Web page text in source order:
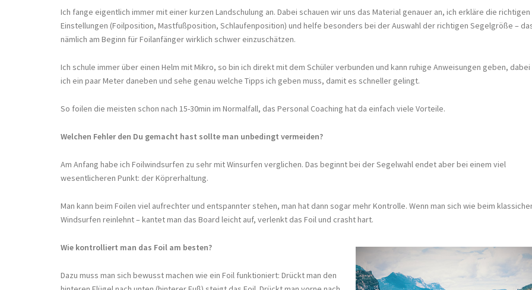
Ich fange eigentlich immer mit einer kurzen Landschulung an. Dabei schauen wir uns das Material genauer an, ich erkläre die richtigen
Einstellungen (Foilposition, Mastfußposition, Schlaufenposition) und helfe besonders bei der Auswahl der richtigen Segelgröße –
nämlich am Beginn für Foilanfänger wirklich schwer einzuschätzen.
Ich schule immer über einen Helm mit Mikro, so bin ich direkt mit dem Schüler verbunden und kann ruhige Anweisungen geben,
ich ein paar Meter daneben und sehe genau welche Tipps ich geben muss, damit es schneller gelingt.
So foilen die meisten schon nach 15-30min im Normalfall, das Personal Coaching hat da einfach viele Vorteile.
Welchen Fehler den Du gemacht hast sollte man unbedingt vermeiden?
Am Anfang habe ich Foilwindsurfen zu sehr mit Winsurfen verglichen. Das beginnt bei der Segelwahl endet aber bei einem viel
wesentlicheren Punkt: der Köprerhaltung.
Man kann beim Foilen viel aufrechter und entspannter stehen, man hat dann sogar mehr Kontrolle. Wenn man sich wie beim
Windsurfen reinlehnt – kantet man das Board leicht auf, verlenkt das Foil und crasht hart.
Wie kontrolliert man das Foil am besten?
Dazu muss man sich bewusst machen wie ein Foil funktioniert: Drückt man den